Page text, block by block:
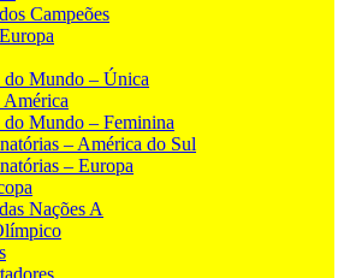
Campeões
do Mundo – Única
América
do Mundo – Feminina
– América do Sul
– Europa
Nações A